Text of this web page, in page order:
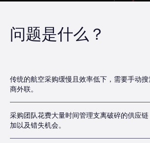
问题是什么？
传统的航空采购缓慢且效率低下，需要手动
商外联。
采购团队花费大量时间管理支离破碎的供应
加以及错失机会。